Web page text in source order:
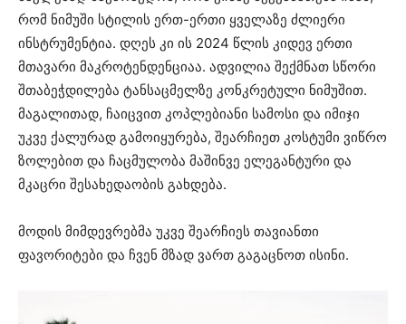
რომ ნიმუში სტილის ერთ-ერთი ყველაზე ძლიერი
ინსტრუმენტია. დღეს კი ის 2024 წლის კიდევ ერთი
მთავარი მაკროტენდენციაა. ადვილია შექმნათ სწორი
შთაბეჭდილება ტანსაცმელზე კონკრეტული ნიმუშით.
მაგალითად, ჩაიცვით კოპლებიანი სამოსი და იმიჯი
უკვე ქალურად გამოიყურება, შეარჩიეთ კოსტუმი ვიწრო
ზოლებით და ჩაცმულობა მაშინვე ელეგანტური და
მკაცრი შესახედაობის გახდება.
მოდის მიმდევრებმა უკვე შეარჩიეს თავიანთი
ფავორიტები და ჩვენ მზად ვართ გაგაცნოთ ისინი.